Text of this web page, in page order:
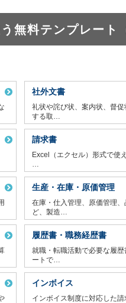
無料テンプレート
社外文書
礼状や詫び状、案内状、督
する取…
請求書
Excel（エクセル）形式で使
…
生産・在庫・原価管理
在庫・仕入管理、原価管理
ど、製造…
履歴書・職務経歴書
就職・転職活動で必要な履
ートで…
インボイス
インボイス制度に対応した